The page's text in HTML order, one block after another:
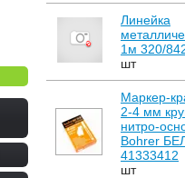
Линейка
1м 320/
шт
Маркер-
2-4 мм
нитро-
Bohrer
41333412
шт